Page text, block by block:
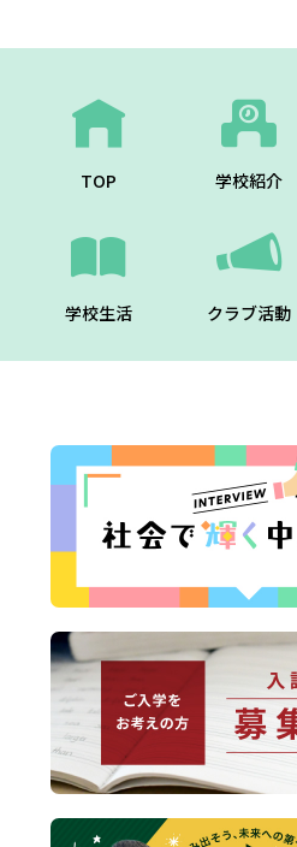
TOP 学校紹介
学校生活 クラブ活動